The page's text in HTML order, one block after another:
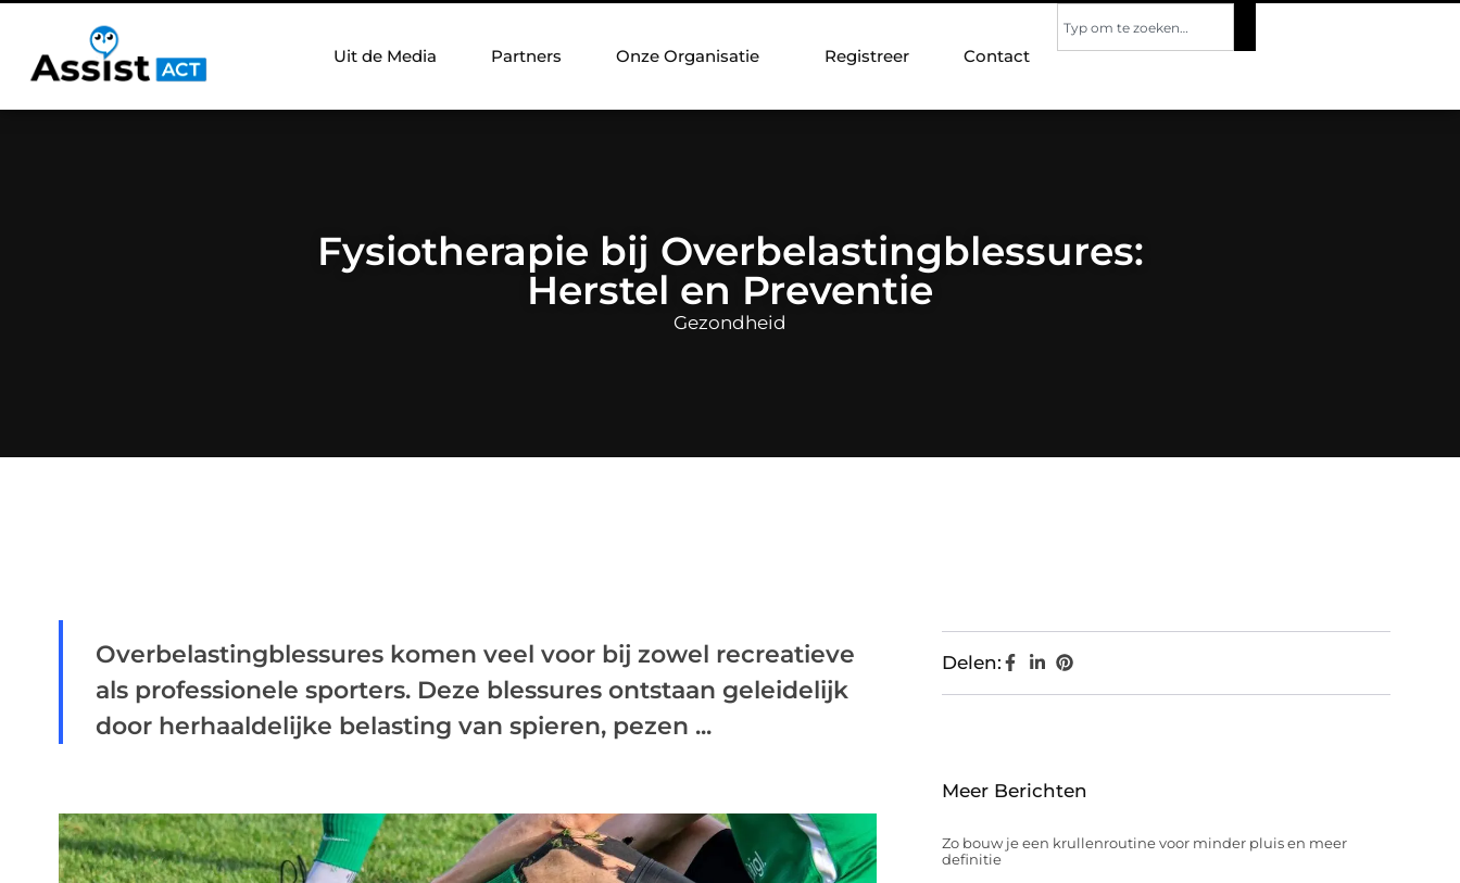
Uit de Media Partners Onze Organisatie Registreer Contact
Fysiotherapie bij Overbelastingblessures:
Herstel en Preventie
Gezondheid
Overbelastingblessures komen veel voor bij zowel recreatieve
als professionele sporters. Deze blessures ontstaan geleidelijk
door herhaaldelijke belasting van spieren, pezen ...
Delen:
Meer Berichten
Zo bouw je een krullenroutine voor minder pluis en meer
definitie